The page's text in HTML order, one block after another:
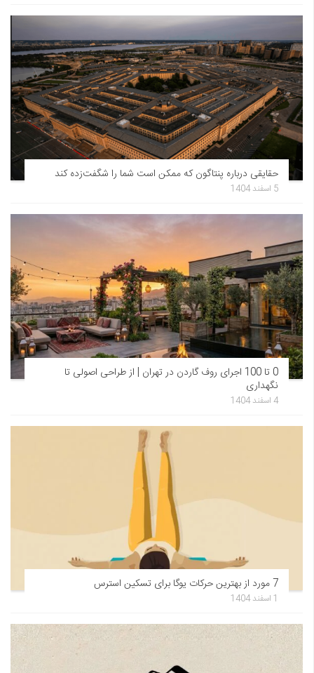
حقایقی درباره پنتاگون که ممکن است شما را شگفت‌زده کند
5 اسفند 1404
0 تا 100 اجرای روف گاردن در تهران | از طراحی اصولی تا
نگهداری
4 اسفند 1404
7 مورد از بهترین حرکات یوگا برای تسکین استرس
1 اسفند 1404